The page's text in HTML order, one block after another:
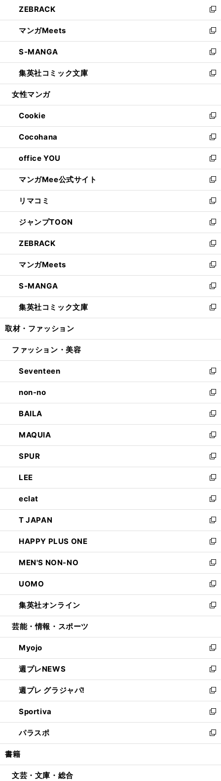
く
で
開
く
ド
ウ
で
開
く
ィ
ン
ド
ウ
で
開
く
い
ウ
ィ
ン
ド
ウ
で
開
ZEBRACK
新
し
い
ウ
ィ
ン
ド
ウ
開
く
マンガMeets
新
し
い
ウ
ィ
ン
ウ
で
開
く
S-MANGA
新
し
い
ウ
ン
ド
ウ
で
開
く
集英社コミック文庫
新
し
ウ
ィ
ン
ド
ウ
で
開
く
女性マンガ
Cookie
新
し
い
ウ
ィ
ン
ド
ウ
で
開
く
Cocohana
新
し
い
ウ
ィ
ン
ド
ウ
で
開
く
office YOU
新
し
い
ウ
ィ
ン
ド
ウ
で
開
く
マンガMee公式サイト
新
し
い
ウ
ィ
ン
ド
ウ
で
開
く
リマコミ
新
し
い
ウ
ィ
ン
ド
ウ
で
開
く
ジャンプTOON
新
し
い
ウ
ィ
ン
ド
ウ
で
開
ZEBRACK
新
し
い
ウ
ィ
ン
ド
ウ
開
マンガMeets
新
し
い
ウ
ィ
ン
ウ
開
く
S-MANGA
新
し
い
ウ
ン
ウ
で
開
く
集英社コミック文庫
新
し
ウ
ン
ド
ウ
で
開
く
取材・ファッション
ファッション・美容
Seventeen
新
し
い
ウ
ィ
ン
ド
ウ
で
開
く
non-no
新
し
い
ウ
ィ
ン
ド
ウ
で
開
く
BAILA
新
し
い
ウ
ィ
ン
ド
ウ
で
開
く
MAQUIA
新
し
い
ウ
ィ
ン
ド
ウ
で
開
く
SPUR
新
し
い
ウ
ィ
ン
ド
ウ
で
開
く
LEE
新
し
い
ウ
ィ
ン
ド
ウ
で
開
く
eclat
新
し
い
ウ
ィ
ン
ド
ウ
で
開
く
T JAPAN
新
し
い
ウ
ィ
ン
ド
ウ
で
開
HAPPY PLUS ONE
新
し
い
ウ
ィ
ン
ド
ウ
開
く
MEN'S NON-NO
新
し
い
ウ
ィ
ン
ウ
で
開
く
UOMO
新
し
い
ウ
ン
ド
ウ
で
開
く
集英社オンライン
新
し
ウ
ィ
ン
ド
ウ
で
開
く
芸能・情報・スポーツ
Myojo
新
し
い
ウ
ィ
ン
ド
ウ
で
開
週プレNEWS
新
し
い
ウ
ィ
ン
ド
ウ
開
週プレ グラジャパ!
新
し
い
ウ
ィ
ン
ウ
Sportiva
新
し
い
ウ
ン
パラスポ
新
し
ウ
書籍
文芸・文庫・総合